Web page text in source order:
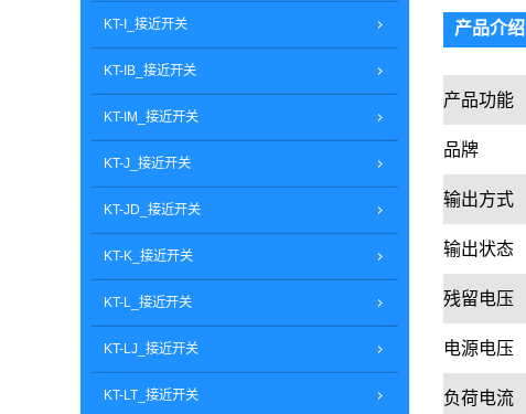
产品介绍
产品功能
品牌
输出方式
输出状态
残留电压
电源电压
负荷电流
KT-I_接近开关
KT-IB_接近开关
KT-IM_接近开关
KT-J_接近开关
KT-JD_接近开关
KT-K_接近开关
KT-L_接近开关
KT-LJ_接近开关
KT-LT_接近开关